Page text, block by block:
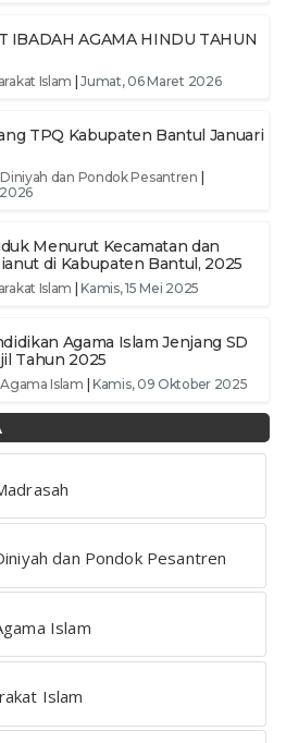
IBADAH AGAMA HINDU TAHUN
Islam |Jumat, 06 Maret 2026
TPQ Kabupaten Bantul Januari
dan Pondok Pesantren |
Menurut Kecamatan dan
di Kabupaten Bantul, 2025
Islam |Kamis, 15 Mei 2025
Agama Islam Jenjang SD
Tahun 2025
Islam |Kamis, 09 Oktober 2025
dan Pondok Pesantren
Islam
Islam